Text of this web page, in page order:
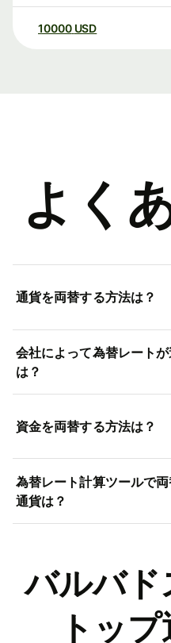
10000 USD
よく
通貨を両替する方法は？
会社によって為替レート
は？
資金を両替する方法は？
為替レート計算ツールで
通貨は？
バルバド
トッ